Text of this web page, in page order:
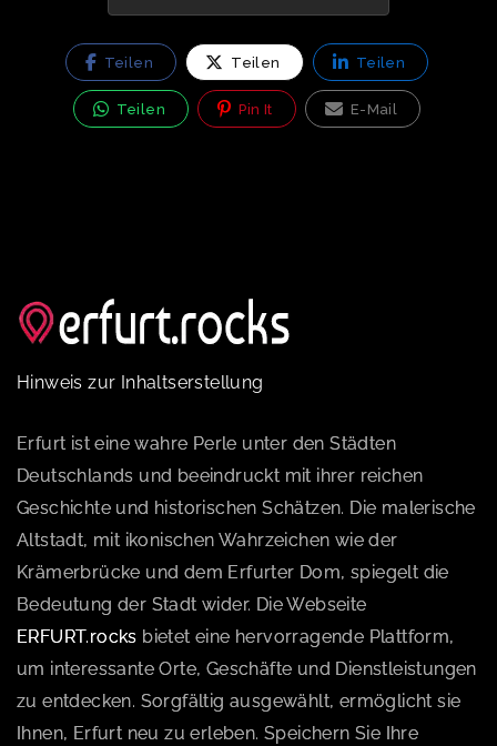
Teilen Teilen Teilen
Teilen Pin It E-Mail
Hinweis zur Inhaltserstellung
Erfurt ist eine wahre Perle unter den Städten
Deutschlands und beeindruckt mit ihrer reichen
Geschichte und historischen Schätzen. Die malerische
Altstadt, mit ikonischen Wahrzeichen wie der
Krämerbrücke und dem Erfurter Dom, spiegelt die
Bedeutung der Stadt wider. Die Webseite
ERFURT.rocks bietet eine hervorragende Plattform,
um interessante Orte, Geschäfte und Dienstleistungen
zu entdecken. Sorgfältig ausgewählt, ermöglicht sie
Ihnen, Erfurt neu zu erleben. Speichern Sie Ihre